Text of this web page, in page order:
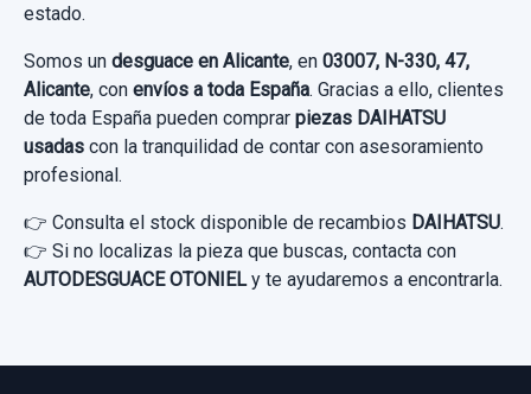
estado.
Somos un desguace en Alicante, en 03007, N-330, 47,
Alicante, con envíos a toda España. Gracias a ello, clientes
de toda España pueden comprar piezas DAIHATSU
usadas con la tranquilidad de contar con asesoramiento
profesional.
👉 Consulta el stock disponible de recambios DAIHATSU.
👉 Si no localizas la pieza que buscas, contacta con
AUTODESGUACE OTONIELy te ayudaremos a encontrarla.